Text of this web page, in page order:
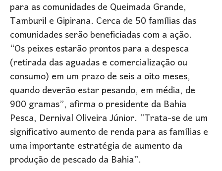
para as comunidades de Queimada Grande,
Tamburil e Gipirana. Cerca de 50 famílias das
comunidades serão beneficiadas com a ação.
“Os peixes estarão prontos para a despesca
(retirada das aguadas e comercialização ou
consumo) em um prazo de seis a oito meses,
quando deverão estar pesando, em média, de
900 gramas”, afirma o presidente da Bahia
Pesca, Dernival Oliveira Júnior. “Trata-se de um
significativo aumento de renda para as famílias e
uma importante estratégia de aumento da
produção de pescado da Bahia”.